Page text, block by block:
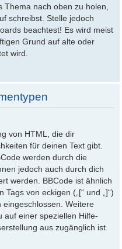
nach oben zu holen,
schreibst. Stelle jedoch
beachtest! Es wird meist
Grund auf alte oder
wird.
von HTML, die dir
für deinen Text gibt.
werden durch die
jedoch auch durch dich
werden. BBCode ist ähnlich
von eckigen („[“ und „]“)
eingeschlossen. Weitere
auf einer speziellen Hilfe-
aus zugänglich ist.